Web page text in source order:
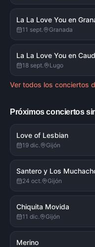
La La Love You en
11 sept. Granada
La La Love You en
18 sept. Lugo
Ver todos los conciertos
Próximos conciertos
Love of Lesbian
19 dic. Gijón
Santero y Los
24 oct. Gijón
Chiquita Movida
11 dic. Gijón
Merino